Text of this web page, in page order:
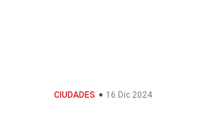
CIUDADES 16 Dic 2024